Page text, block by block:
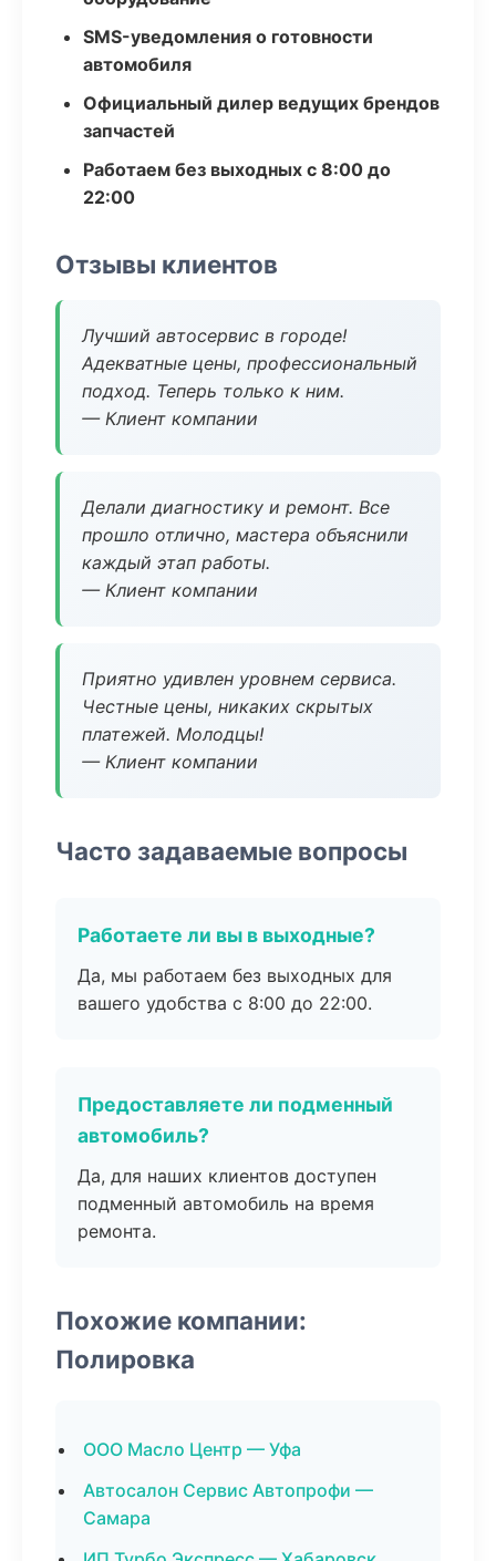
SMS-уведомления о готовности
автомобиля
Официальный дилер ведущих брендов
запчастей
Работаем без выходных с 8:00 до
22:00
Отзывы клиентов
Лучший автосервис в городе!
Адекватные цены, профессиональный
подход. Теперь только к ним.
— Клиент компании
Делали диагностику и ремонт. Все
прошло отлично, мастера объяснили
каждый этап работы.
— Клиент компании
Приятно удивлен уровнем сервиса.
Честные цены, никаких скрытых
платежей. Молодцы!
— Клиент компании
Часто задаваемые вопросы
Работаете ли вы в выходные?
Да, мы работаем без выходных для
вашего удобства с 8:00 до 22:00.
Предоставляете ли подменный
автомобиль?
Да, для наших клиентов доступен
подменный автомобиль на время
ремонта.
Похожие компании:
Полировка
ООО Масло Центр — Уфа
Автосалон Сервис Автопрофи —
Самара